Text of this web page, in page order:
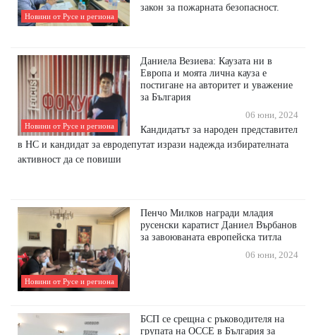
Новини от Русе и региона
закон за пожарната безопасност.
Новини от Русе и региона
Даниела Везиева: Каузата ни в
Европа и моята лична кауза е
постигане на авторитет и уважение
за България
06 юни, 2024
Кандидатът за народен представител
в НС и кандидат за евродепутат изрази надежда избирателната
активност да се повиши
Новини от Русе и региона
Пенчо Милков награди младия
русенски каратист Даниел Върбанов
за завоюваната европейска титла
06 юни, 2024
БСП се срещна с ръководителя на
групата на ОССЕ в България за